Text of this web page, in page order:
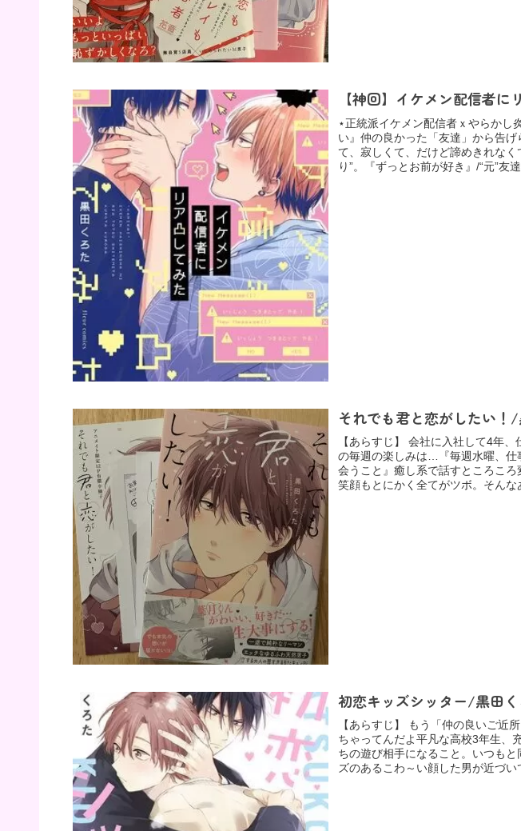
【神回】イケメン配信者
⋆正統派イケメン配信者ｘやらかし
い』仲の良かった「友達」から告げ
て、寂しくて、だけど諦めきれな
り”。『ずっとお前が好き』/“元”友
それでも君と恋がしたい！
【あらすじ】 会社に入社して4年
の毎週の楽しみは…『毎週水曜、仕
会うこと』癒し系で話すところこ
笑顔もとにかく全てがツボ。そんな
初恋キッズシッター/黒田く
【あらすじ】 もう「仲の良いご近
ちゃってんだよ平凡な高校3年生、
ちの遊び相手になること。いつも
ズのあるこわ～い顔した男が近づ